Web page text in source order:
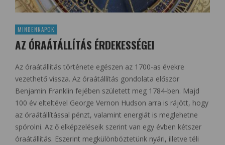
MINDENNAPOK
AZ ÓRAÁTÁLLÍTÁS ÉRDEKESSÉGEI
Az óraátállítás története egészen az 1700-as évekre
vezethető vissza. Az óraátállítás gondolata először
Benjamin Franklin fejében született meg 1784-ben. Majd
100 év elteltével George Vernon Hudson arra is rájött, hogy
az óraátállítással pénzt, valamint energiát is meglehetne
spórolni. Az ő elképzeléseik szerint van egy évben kétszer
óraátállítás. Eszerint megkülönböztetünk nyári, illetve téli